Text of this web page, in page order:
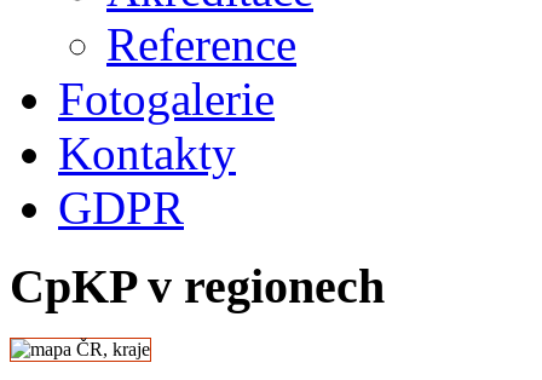
Reference
Fotogalerie
Kontakty
GDPR
CpKP v regionech